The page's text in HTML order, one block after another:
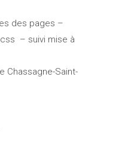
des pages –
– suivi mise à
Chassagne-Saint-